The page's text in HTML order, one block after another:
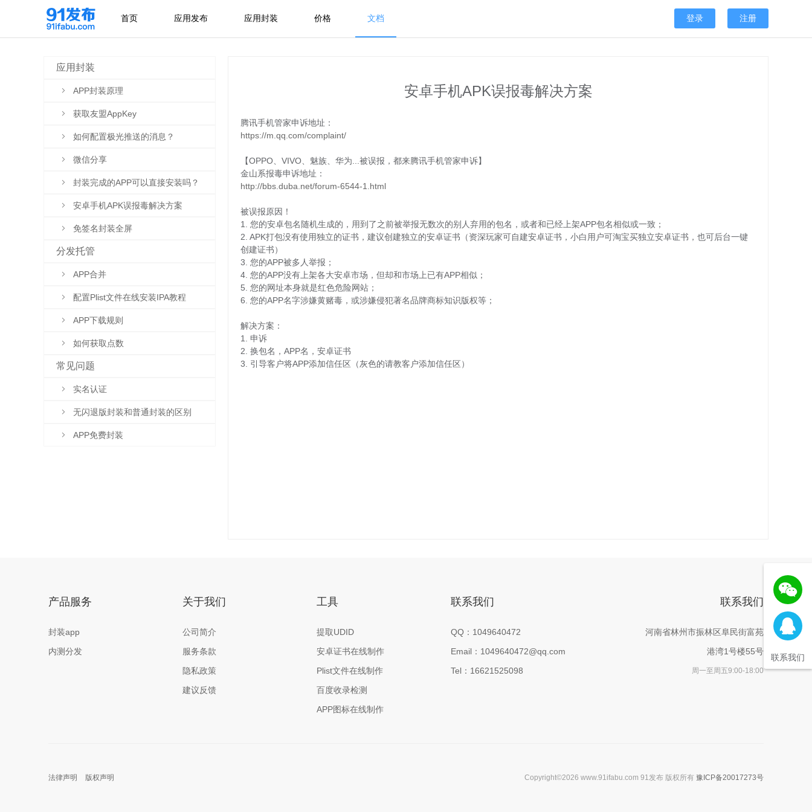
首页 应用发布 应用封装 价格 文档 注册
登录
应用封装
APP封装原理
获取友盟AppKey
如何配置极光推送的消息？
微信分享
封装完成的APP可以直接安装吗？
安卓手机APK误报毒解决方案
免签名封装全屏
分发托管
APP合并
配置Plist文件在线安装IPA教程
APP下载规则
如何获取点数
常见问题
实名认证
无闪退版封装和普通封装的区别
APP免费封装
安卓手机APK误报毒解决方案
腾讯手机管家申诉地址：
https://m.qq.com/complaint/
【OPPO、VIVO、魅族、华为...被误报，都来腾讯手机管家申诉】
金山系报毒申诉地址：
http://bbs.duba.net/forum-6544-1.html
被误报原因！
您的安卓包名随机生成的，用到了之前被举报无数次的别人弃用的包名，或者和已经上架APP包名相似或一致；
2. APK打包没有使用独立的证书，建议创建独立的安卓证书（资深玩家可自建安卓证书，小白用户可淘宝买独立安卓证书，也可后台一键
创建证书）
3. 您的APP被多人举报；
4. 您的APP没有上架各大安卓市场，但却和市场上已有APP相似；
5. 您的网址本身就是红色危险网站；
6. 您的APP名字涉嫌黄赌毒，或涉嫌侵犯著名品牌商标知识版权等；
解决方案：
申诉
2. 换包名，APP名，安卓证书
3. 引导客户将APP添加信任区（灰色的请教客户添加信任区）
联系我们
产品服务
封装app
内测分发
关于我们
公司简介
服务条款
隐私政策
建议反馈
工具
提取UDID
安卓证书在线制作
Plist文件在线制作
百度收录检测
APP图标在线制作
联系我们
QQ：1049640472
Email：1049640472@qq.com
Tel：16621525098
联系我们
河南省林州市振林区阜民街富苑
港湾1号楼55号
周一至周五9:00-18:00
法律声明 版权声明 Copyright©2026 www.91ifabu.com 91发布 版权所有 豫ICP备20017273号